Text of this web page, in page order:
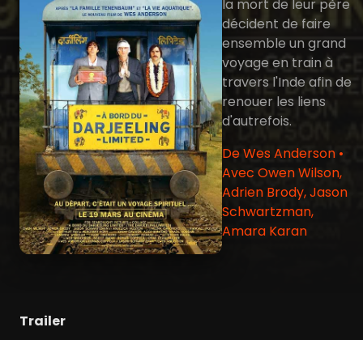
la mort de leur père
décident de faire
ensemble un grand
voyage en train à
travers l'Inde afin de
renouer les liens
d'autrefois.
De Wes Anderson •
Avec Owen Wilson,
Adrien Brody, Jason
Schwartzman,
Amara Karan
Trailer